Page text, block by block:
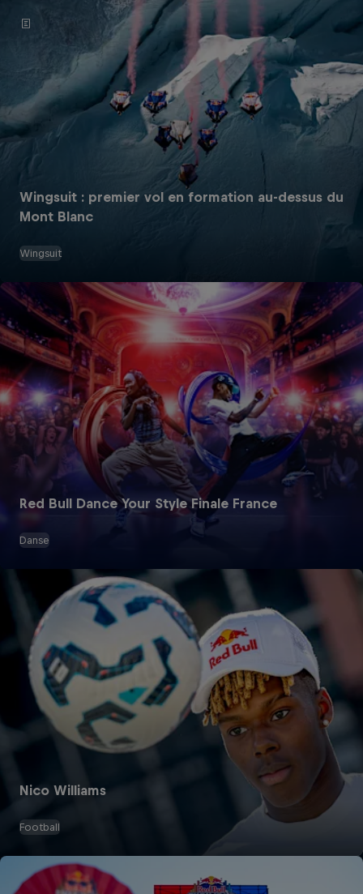
Wingsuit : premier vol en formation au-dessus du
Mont Blanc
Wingsuit
Red Bull Dance Your Style Finale France
Danse
Nico Williams
Football